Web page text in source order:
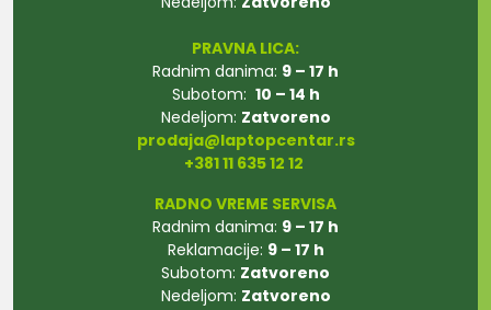
PRAVNA LICA:
Radnim danima: 9 – 17 h
Subotom: 10 – 14 h
Nedeljom: Zatvoreno
prodaja@laptopcentar.rs
+381 11 635 12 12
RADNO VREME SERVISA
Radnim danima: 9 – 17 h
Reklamacije: 9 – 17 h
Subotom: Zatvoreno
Nedeljom: Zatvoreno